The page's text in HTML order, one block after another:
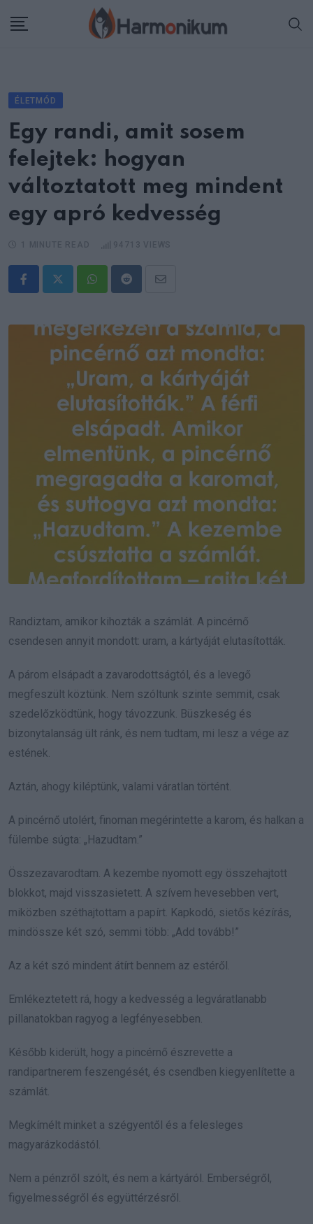
ÉLETMÓD
Egy randi, amit sosem
felejtek: hogyan
változtatott meg mindent
egy apró kedvesség
WhatsappRedditShare
Email
Randiztam, amikor kihozták a számlát. A pincérnő
csendesen annyit mondott: uram, a kártyáját elutasították.
A párom elsápadt a zavarodottságtól, és a levegő
megfeszült köztünk. Nem szóltunk szinte semmit, csak
szedelőzködtünk, hogy távozzunk. Büszkeség és
bizonytalanság ült ránk, és nem tudtam, mi lesz a vége az
estének.
Aztán, ahogy kiléptünk, valami váratlan történt.
A pincérnő utolért, finoman megérintette a karom, és halkan a
fülembe súgta: „Hazudtam.”
Összezavarodtam. A kezembe nyomott egy összehajtott
blokkot, majd visszasietett. A szívem hevesebben vert,
miközben széthajtottam a papírt. Kapkodó, sietős kézírás,
mindössze két szó, semmi több: „Add tovább!”
Az a két szó mindent átírt bennem az estéről.
Emlékeztetett rá, hogy a kedvesség a legváratlanabb
pillanatokban ragyog a legfényesebben.
Később kiderült, hogy a pincérnő észrevette a
randipartnerem feszengését, és csendben kiegyenlítette a
számlát.
Megkímélt minket a szégyentől és a felesleges
magyarázkodástól.
Nem a pénzről szólt, és nem a kártyáról. Emberségről,
figyelmességről és együttérzésről.